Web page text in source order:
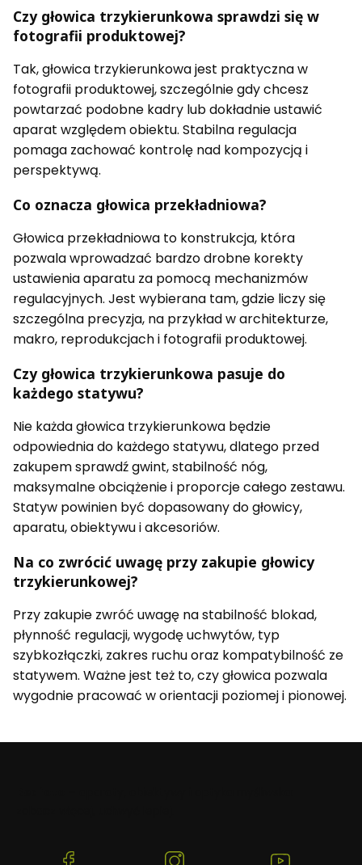
Czy głowica trzykierunkowa sprawdzi się w
fotografii produktowej?
Tak, głowica trzykierunkowa jest praktyczna w
fotografii produktowej, szczególnie gdy chcesz
powtarzać podobne kadry lub dokładnie ustawić
aparat względem obiektu. Stabilna regulacja
pomaga zachować kontrolę nad kompozycją i
perspektywą.
Co oznacza głowica przekładniowa?
Głowica przekładniowa to konstrukcja, która
pozwala wprowadzać bardzo drobne korekty
ustawienia aparatu za pomocą mechanizmów
regulacyjnych. Jest wybierana tam, gdzie liczy się
szczególna precyzja, na przykład w architekturze,
makro, reprodukcjach i fotografii produktowej.
Czy głowica trzykierunkowa pasuje do
każdego statywu?
Nie każda głowica trzykierunkowa będzie
odpowiednia do każdego statywu, dlatego przed
zakupem sprawdź gwint, stabilność nóg,
maksymalne obciążenie i proporcje całego zestawu.
Statyw powinien być dopasowany do głowicy,
aparatu, obiektywu i akcesoriów.
Na co zwrócić uwagę przy zakupie głowicy
trzykierunkowej?
Przy zakupie zwróć uwagę na stabilność blokad,
płynność regulacji, wygodę uchwytów, typ
szybkozłączki, zakres ruchu oraz kompatybilność ze
statywem. Ważne jest też to, czy głowica pozwala
wygodnie pracować w orientacji poziomej i pionowej.
(Otwiera
(Otwiera